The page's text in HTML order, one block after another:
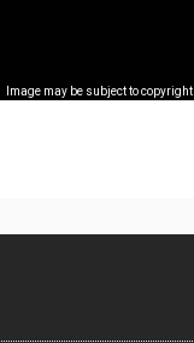
Image may be subject to copyright